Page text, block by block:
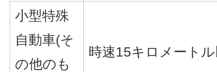
小型特殊
自動車(そ
の他のも
時速15キロメート